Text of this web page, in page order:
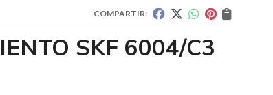
COMPARTIR:
SKF 6004/C3